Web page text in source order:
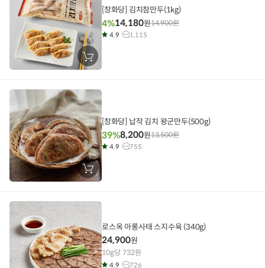
장
바
에
기
[창화당] 김치참만두(1kg)
4%14,180원14,900원
4.9 1,115
장
바
에
[창화당] 납작 김치 왕군만두(500g)
39%8,200원13,500원
4.9 755
로스옥 아롱사태 스지수육 (340g)
24,900원
10g당 732원
4.9 726